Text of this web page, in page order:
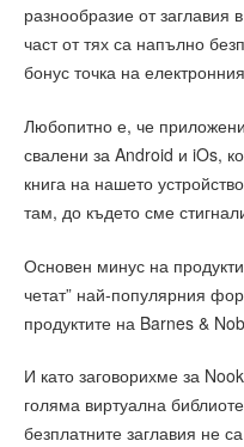
разнообразие от
част от тях са напълно
бонус точка на
Любопитно е, че
свалени за Android и iOs,
книга на нашето
там, до където сме
Основен минус на
четат” най-популярния
продуктите на Barnes &
И като заговорихме за
голяма виртуална
безплатните заглавия не